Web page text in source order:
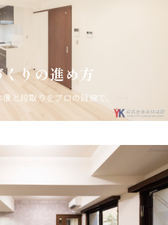
くりの進め方
像と段取りをプロの目線で。 —›